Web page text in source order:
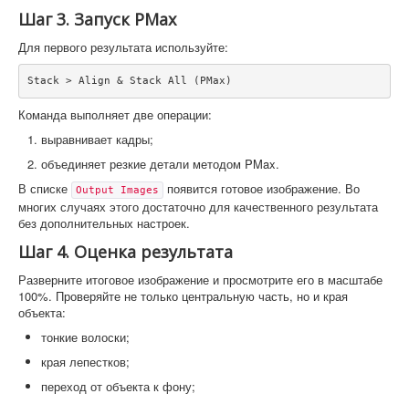
Шаг 3. Запуск PMax
Для первого результата используйте:
Stack > Align & Stack All (PMax)
Команда выполняет две операции:
выравнивает кадры;
объединяет резкие детали методом PMax.
В списке
Output Images
появится готовое изображение. Во
многих случаях этого достаточно для качественного результата
без дополнительных настроек.
Шаг 4. Оценка результата
Разверните итоговое изображение и просмотрите его в масштабе
100%. Проверяйте не только центральную часть, но и края
объекта:
тонкие волоски;
края лепестков;
переход от объекта к фону;